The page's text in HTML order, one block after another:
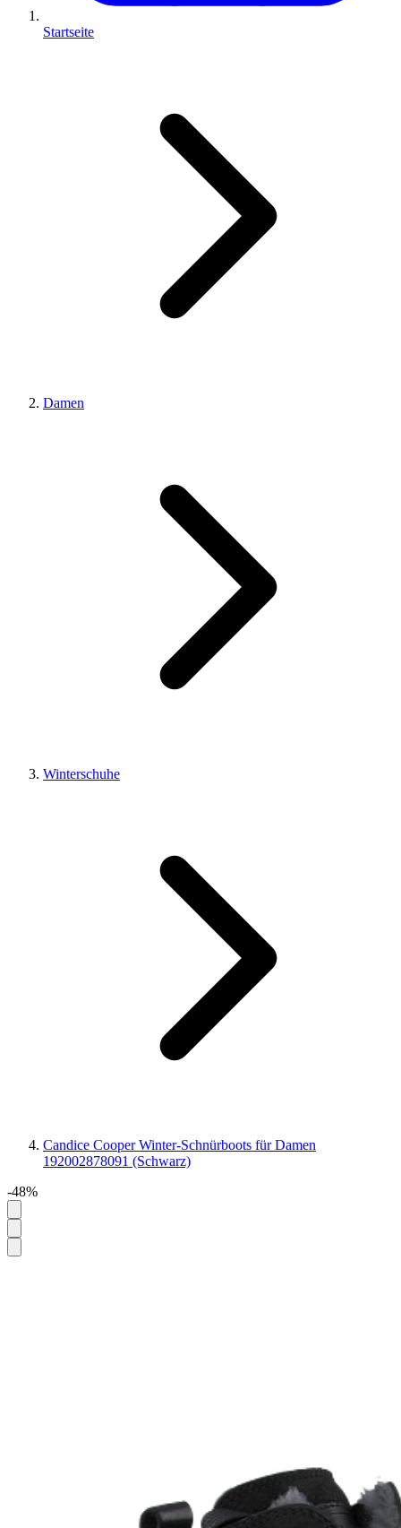
Startseite
Damen
Winterschuhe
Candice Cooper Winter-Schnürboots für Damen
192002878091 (Schwarz)
-48%